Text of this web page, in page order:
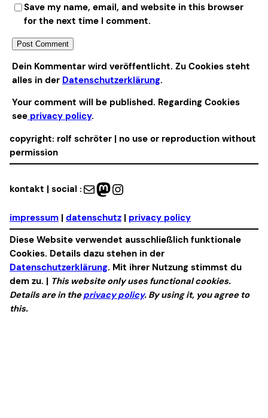
Save my name, email, and website in this browser
for the next time I comment.
Alternative:
Dein Kommentar wird veröffentlicht. Zu Cookies steht
alles in der Datenschutzerklärung.
Your comment will be published. Regarding Cookies
see privacy policy.
copyright: rolf schröter | no use or reproduction without
permission
kontakt | social : Mail Mastodon Instagram
impressum | datenschutz | privacy policy
Diese Website verwendet ausschließlich funktionale
Cookies. Details dazu stehen in der
Datenschutzerklärung. Mit ihrer Nutzung stimmst du
dem zu. | This website only uses functional cookies.
Details are in theprivacy policy. By using it, you agree to
this.